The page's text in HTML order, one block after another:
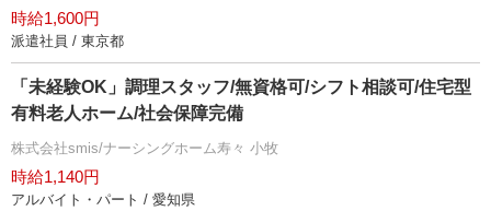
時給1,600円
派遣社員 / 東京都
「未経験OK」調理スタッフ/無資格可/シフト相談可/住宅型
有料老人ホーム/社会保障完備
株式会社smis/ナーシングホーム寿々 小牧
時給1,140円
アルバイト・パート / 愛知県